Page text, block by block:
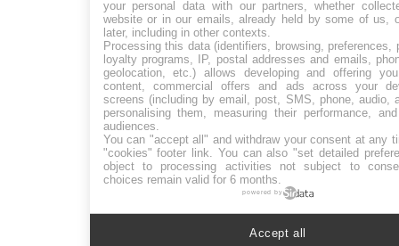
your personal data with our partners, whether
website or in our emails, already held by some of us,
later, including in other contexts.
Processing this data (identifiers, browsing, preferences,
loyalty programs, IP, postal addresses and emails,
geolocation, etc.) allows developing and offering
content, commercial offers and ads across your
screens (including by email, post, SMS, phone, audio,
personalising them, measuring their performance,
audiences.
You can "accept all" and withdraw your consent at any
"cookies" footer link . You can also "set detailed
object to processing activities not subject to
choices remain valid for 6 months.
powered by
Accept all